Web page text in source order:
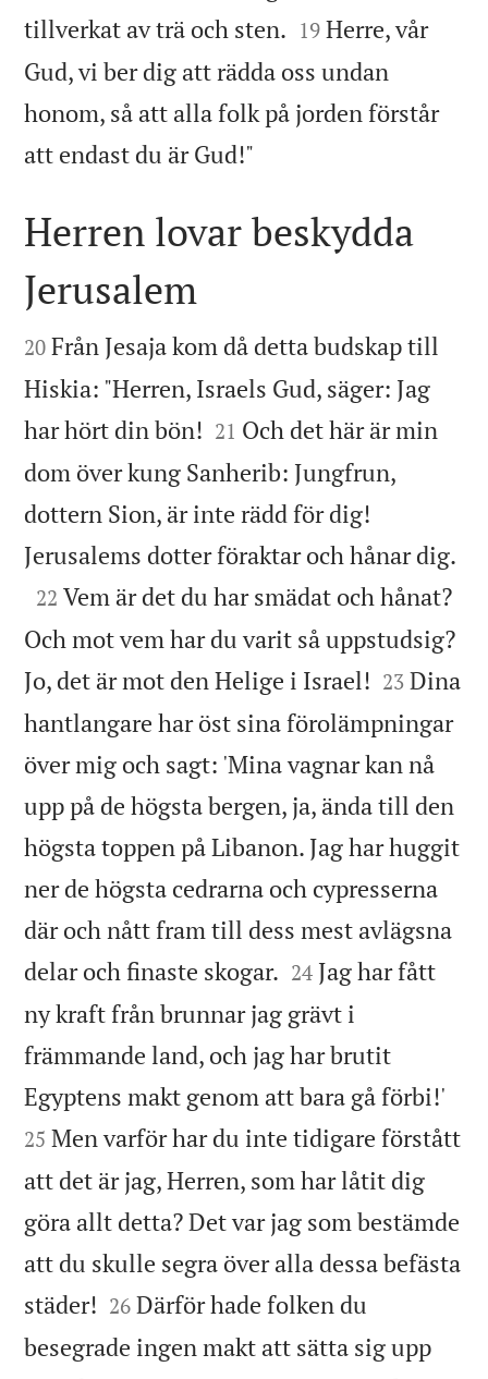
tillverkat av trä och sten. 

19 Herre, vår
Gud, vi ber dig att rädda oss undan
honom, så att alla folk på jorden förstår
att endast du är Gud!"

Herren lovar beskydda
Jerusalem

20 Från Jesaja kom då detta budskap till
Hiskia: "Herren, Israels Gud, säger: Jag
har hört din bön! 

21 Och det här är min
dom över kung Sanherib: Jungfrun,
dottern Sion, är inte rädd för dig!
Jerusalems dotter föraktar och hånar dig.

22 Vem är det du har smädat och hånat?
Och mot vem har du varit så uppstudsig?
Jo, det är mot den Helige i Israel! 

23 Dina
hantlangare har öst sina förolämpningar
över mig och sagt: 'Mina vagnar kan nå
upp på de högsta bergen, ja, ända till den
högsta toppen på Libanon. Jag har huggit
ner de högsta cedrarna och cypresserna
där och nått fram till dess mest avlägsna
delar och finaste skogar. 

24 Jag har fått
ny kraft från brunnar jag grävt i
främmande land, och jag har brutit
Egyptens makt genom att bara gå förbi!'
25 Men varför har du inte tidigare förstått
att det är jag, Herren, som har låtit dig
göra allt detta? Det var jag som bestämde
att du skulle segra över alla dessa befästa
städer! 

26 Därför hade folken du
besegrade ingen makt att sätta sig upp